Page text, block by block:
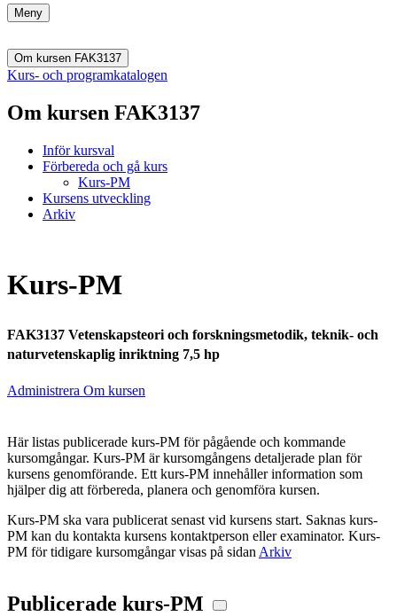
Meny
Om kursen FAK3137
Kurs- och programkatalogen
Om kursen FAK3137
Inför kursval
Förbereda och gå kurs
Kurs-PM
Kursens utveckling
Arkiv
Kurs-PM
FAK3137 Vetenskapsteori och forskningsmetodik, teknik- och
naturvetenskaplig inriktning 7,5 hp
Administrera Om kursen
Här listas publicerade kurs-PM för pågående och kommande
kursomgångar. Kurs-PM är kursomgångens detaljerade plan för
kursens genomförande. Ett kurs-PM innehåller information som
hjälper dig att förbereda, planera och genomföra kursen.
Kurs-PM ska vara publicerat senast vid kursens start. Saknas kurs-
PM kan du kontakta kursens kontaktperson eller examinator. Kurs-
PM för tidigare kursomgångar visas på sidan Arkiv
Publicerade kurs-PM